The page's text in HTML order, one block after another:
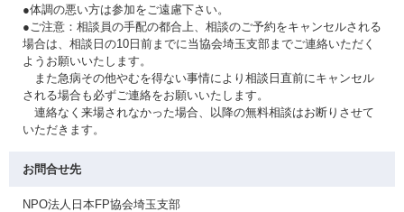
●体調の悪い方は参加をご遠慮下さい。
●ご注意：相談員の手配の都合上、相談のご予約をキャンセルされる
場合は、相談日の10日前までに当協会埼玉支部までご連絡いただく
ようお願いいたします。
また急病その他やむを得ない事情により相談日直前にキャンセル
される場合も必ずご連絡をお願いいたします。
連絡なく来場されなかった場合、以降の無料相談はお断りさせて
いただきます。
お問合せ先
NPO法人日本FP協会埼玉支部